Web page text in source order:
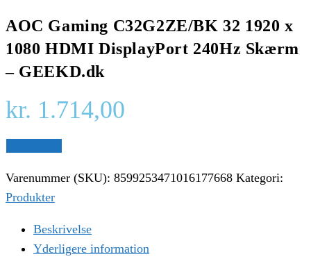
AOC Gaming C32G2ZE/BK 32 1920 x
1080 HDMI DisplayPort 240Hz Skærm
– GEEKD.dk
kr. 1.714,00
Varenummer (SKU): 8599253471016177668 Kategori:
Produkter
Beskrivelse
Yderligere information